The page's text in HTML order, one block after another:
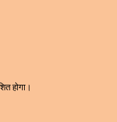
होगा।